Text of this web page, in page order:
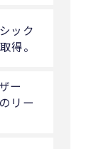
ック
得。
ー
リー